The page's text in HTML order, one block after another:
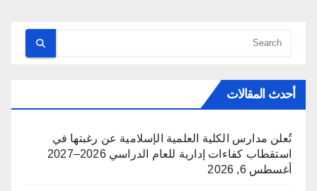
أحدث المقالات
تُعلن مدارس الكلية العلمية الإسلامية عن رغبتها في
استقطاب كفاءات إدارية للعام الدراسي 2026–2027
أغسطس 6, 2026